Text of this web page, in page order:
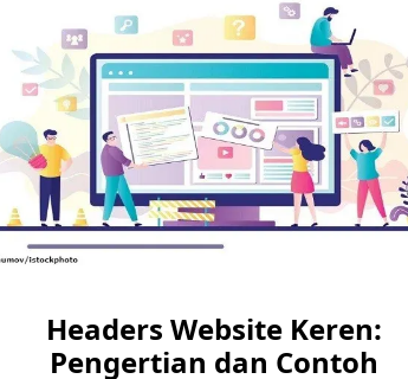
Headers Website Keren:
Pengertian dan Contoh